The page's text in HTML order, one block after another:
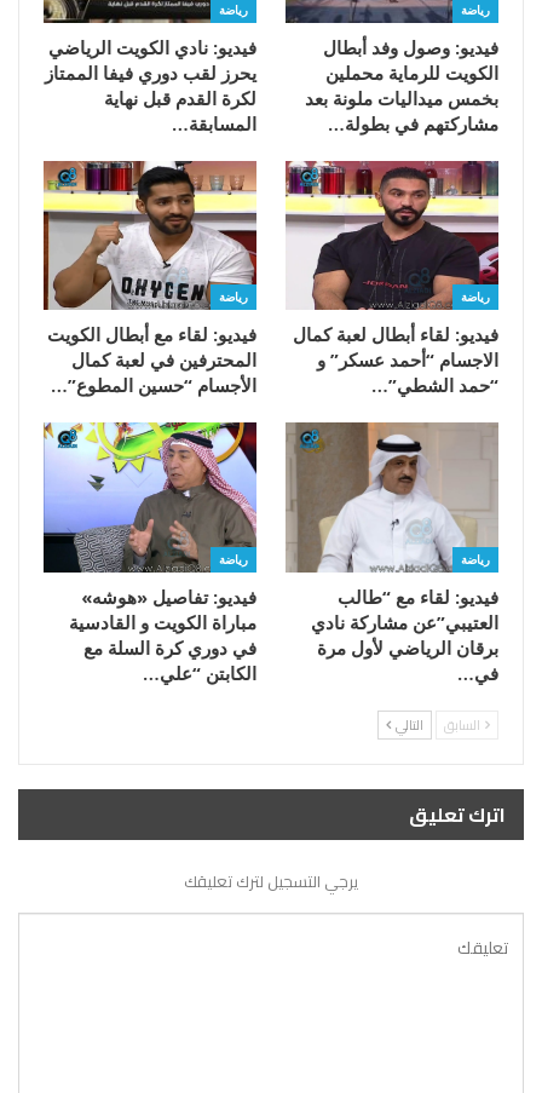
رياضة
فيديو: وصول وفد أبطال
الكويت للرماية محملين
بخمس ميداليات ملونة بعد
مشاركتهم في بطولة…
رياضة
فيديو: نادي الكويت الرياضي
يحرز لقب دوري فيفا الممتاز
لكرة القدم قبل نهاية
المسابقة…
رياضة
فيديو: لقاء أبطال لعبة كمال
الاجسام “أحمد عسكر” و
“حمد الشطي”…
رياضة
فيديو: لقاء مع أبطال الكويت
المحترفين في لعبة كمال
الأجسام “حسين المطوع”…
رياضة
فيديو: لقاء مع “طالب
العتيبي”عن مشاركة نادي
برقان الرياضي لأول مرة
في…
رياضة
فيديو: تفاصيل «هوشه»
مباراة الكويت و القادسية
في دوري كرة السلة مع
الكابتن “علي…
السابق التالي
اترك تعليق
يرجي التسجيل لترك تعليقك